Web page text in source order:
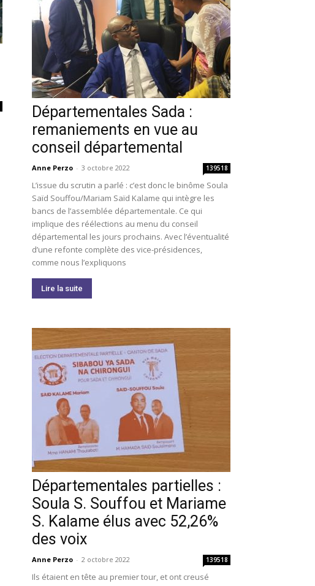
Départementales Sada :
remaniements en vue au
conseil départemental
Anne Perzo - 3 octobre 2022 139518
L’issue du scrutin a parlé : c’est donc le binôme Soula
Saïd Souffou/Mariam Saïd Kalame qui intègre les
bancs de l’assemblée départementale. Ce qui
implique des réélections au menu du conseil
départemental les jours prochains. Avec l’éventualité
d’une refonte complète des vice-présidences,
comme nous l’expliquons
Lire la suite
Départementales partielles :
Soula S. Souffou et Mariame
S. Kalame élus avec 52,26%
des voix
Anne Perzo - 2 octobre 2022 139518
Ils étaient en tête au premier tour, et ont creusé